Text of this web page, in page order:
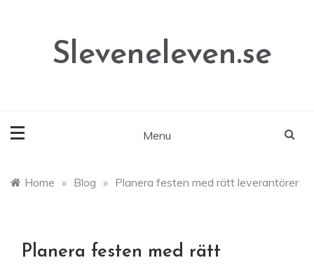
Sleveneleven.se
Menu
Home » Blog » Planera festen med rätt leverantörer
Planera festen med rätt